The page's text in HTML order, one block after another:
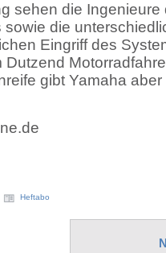
sehen die
die
Eingriff des
gibt Yamaha
Heftabo